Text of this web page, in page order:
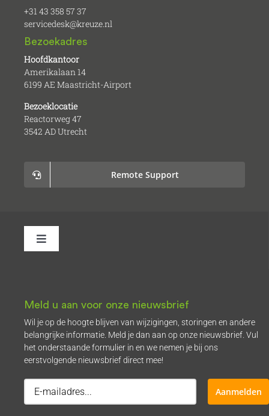
+31 43 358 57 37
servicedesk@kreuze.nl
Bezoekadres
Hoofdkantoor
Amerikalaan 14
6199 AE Maastricht-Airport
Bezoeklocatie
Reactorweg 47
3542 AD Utrecht
Remote Support
Toggle
Referenties
Support
Reparatie aanmelden
Meld u aan voor onze nieuwsbrief
Wil je op de hoogte blijven van wijzigingen, storingen en andere
belangrijke informatie. Meld je dan aan op onze nieuwsbrief. Vul
het onderstaande formulier in en we nemen je bij ons
eerstvolgende nieuwsbrief direct mee!
Aanmelden